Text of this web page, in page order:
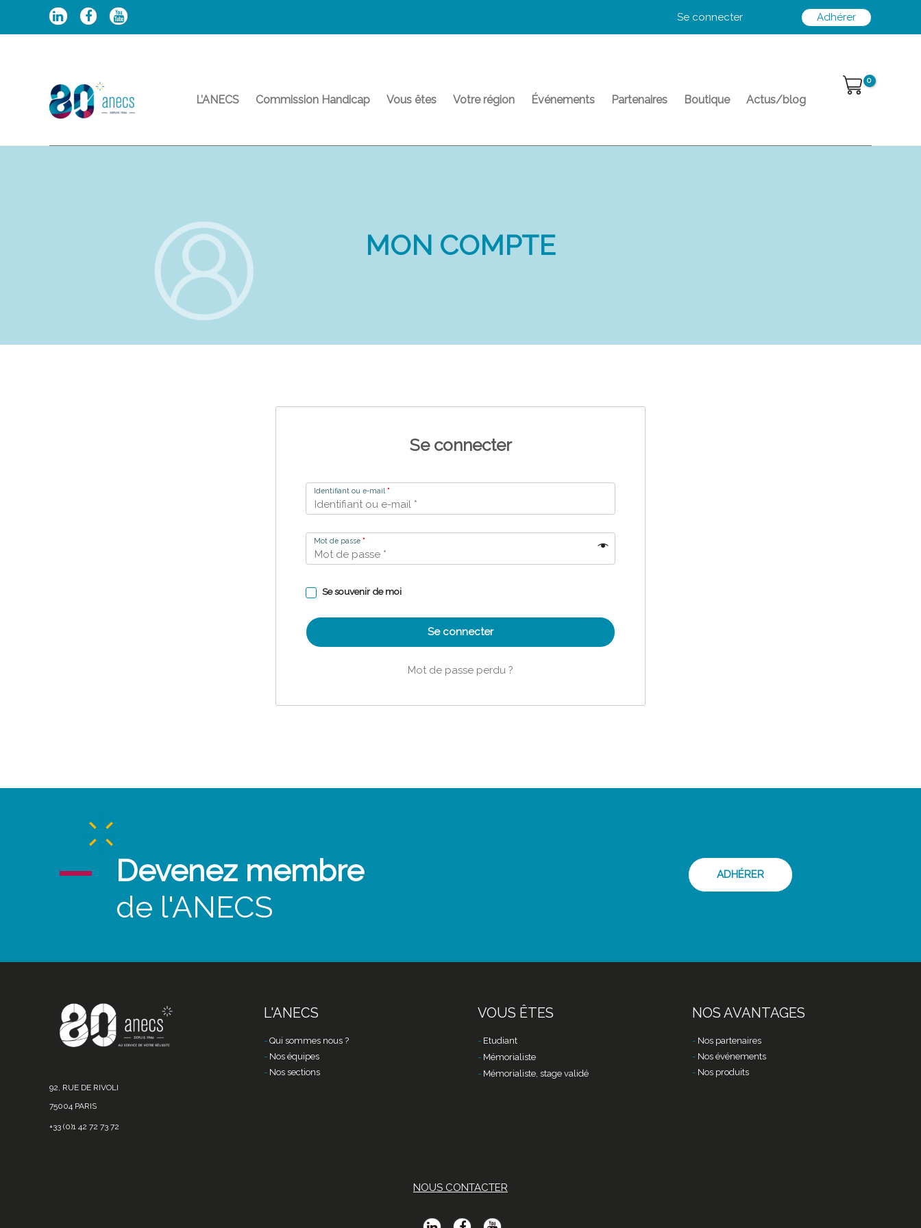
Se connecter Adhérer
L’ANECS Commission Handicap Vous êtes Votre région Événements Partenaires Boutique Actus/blog
MON COMPTE
Se connecter
Identifiant ou e-mail *
Mot de passe *
Se souvenir de moi
Se connecter
Mot de passe perdu ?
Devenez membre
de l'ANECS
ADHÉRER
92, RUE DE RIVOLI
75004 PARIS
+33 (0)1 42 72 73 72
L'ANECS
Qui sommes nous ?
Nos équipes
Nos sections
VOUS ÊTES
Etudiant
Mémorialiste
Mémorialiste, stage validé
NOS AVANTAGES
Nos partenaires
Nos événements
Nos produits
NOUS CONTACTER